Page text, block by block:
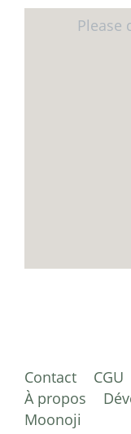
Contact CGU
À propos
Moonoji